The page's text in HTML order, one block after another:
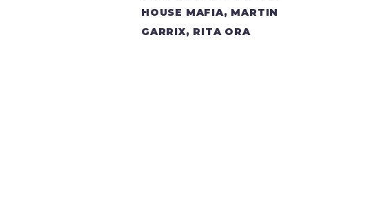
HOUSE MAFIA, MARTIN
GARRIX, RITA ORA